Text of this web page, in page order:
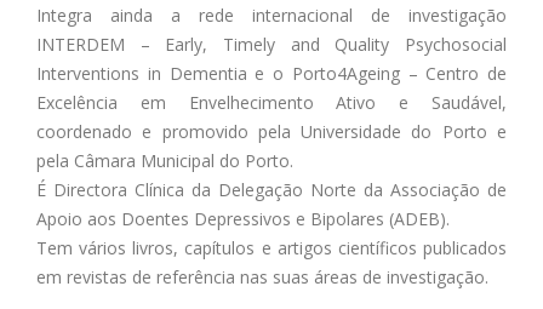
Integra ainda a rede internacional de investigação
INTERDEM – Early, Timely and Quality Psychosocial
Interventions in Dementia e o Porto4Ageing – Centro de
Excelência em Envelhecimento Ativo e Saudável,
coordenado e promovido pela Universidade do Porto e
pela Câmara Municipal do Porto.
É Directora Clínica da Delegação Norte da Associação de
Apoio aos Doentes Depressivos e Bipolares (ADEB).
Tem vários livros, capítulos e artigos científicos publicados
em revistas de referência nas suas áreas de investigação.